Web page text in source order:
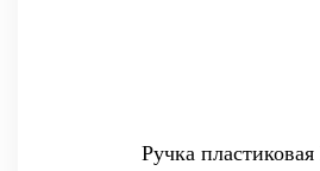
Ручка пластиковая